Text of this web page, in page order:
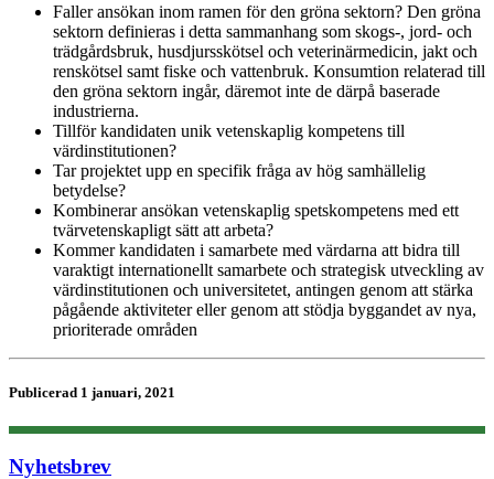
Faller ansökan inom ramen för den gröna sektorn? Den gröna
sektorn definieras i detta sammanhang som skogs-, jord- och
trädgårdsbruk, husdjursskötsel och veterinärmedicin, jakt och
renskötsel samt fiske och vattenbruk. Konsumtion relaterad till
den gröna sektorn ingår, däremot inte de därpå baserade
industrierna.
Tillför kandidaten unik vetenskaplig kompetens till
värdinstitutionen?
Tar projektet upp en specifik fråga av hög samhällelig
betydelse?
Kombinerar ansökan vetenskaplig spetskompetens med ett
tvärvetenskapligt sätt att arbeta?
Kommer kandidaten i samarbete med värdarna att bidra till
varaktigt internationellt samarbete och strategisk utveckling av
värdinstitutionen och universitetet, antingen genom att stärka
pågående aktiviteter eller genom att stödja byggandet av nya,
prioriterade områden
Publicerad 1 januari, 2021
Nyhetsbrev